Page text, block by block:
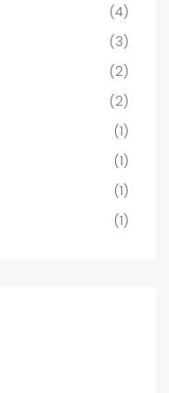
(4)
(3)
(2)
(2)
(1)
(1)
(1)
(1)